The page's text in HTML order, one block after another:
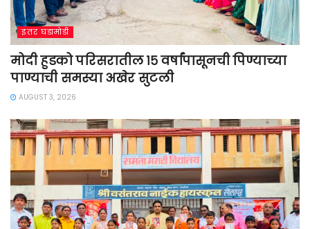
इतर घडामोडी
मोदी हुडको परिसरातील १५ वर्षांपासूनची पिण्याच्या
पाण्याची समस्या अखेर सुटली
AUGUST 3, 2026